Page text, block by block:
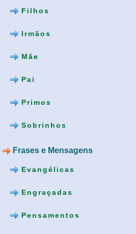
Filhos
Irmãos
Mãe
Pai
Primos
Sobrinhos
Frases e Mensagens
Evangélicas
Engraçadas
Pensamentos